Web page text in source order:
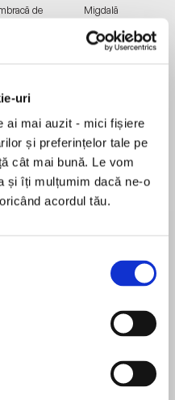
uri
ai mai auzit - mici fișiere
și preferințelor tale pe
cât mai bună. Le vom
și îți mulțumim dacă ne-o
acordul tău.
de
Migdală
doar o drăgălaşă
Winterbourne se
că descoperise
domnişoarei
vreodată; se
de conduită şi
amatoare de flirt.
pe cale să
an American writer,